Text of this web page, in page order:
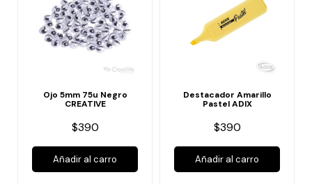
Ojo 5mm 75u Negro
CREATIVE
$390
Añadir al carro
Destacador Amarillo
Pastel ADIX
$390
Añadir al carro